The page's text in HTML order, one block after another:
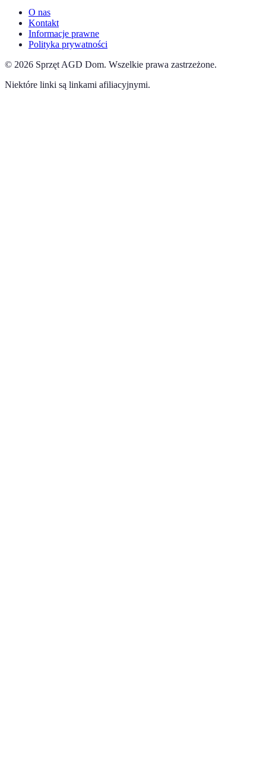
O nas
Kontakt
Informacje prawne
Polityka prywatności
© 2026 Sprzęt AGD Dom. Wszelkie prawa zastrzeżone.
Niektóre linki są linkami afiliacyjnymi.